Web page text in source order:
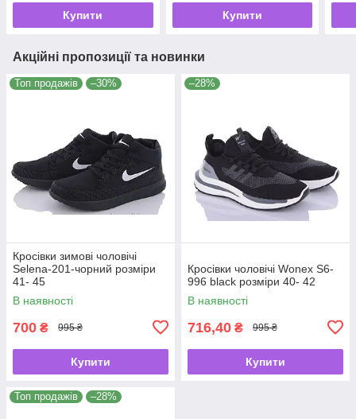
Купити Купити
Акційні пропозиції та новинки
Топ продажів –30%
Кросівки зимові чоловічі
Selena-201-чорний розміри
41- 45
В наявності
700 ₴ 995 ₴
Купити
–28%
Кросівки чоловічі Wonex S6-
996 black розміри 40- 42
В наявності
716,40 ₴ 995 ₴
Купити
Топ продажів –28%